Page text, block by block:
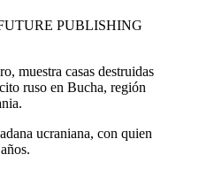
PUBLISHING
muestra casas destruidas
ruso en Bucha, región
ucraniana, con quien